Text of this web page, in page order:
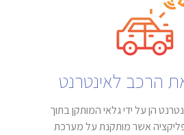
הרכב לאינטרנט
הן על ידי גלאי המותקן בתוך
אשר מותקנת על מערכת